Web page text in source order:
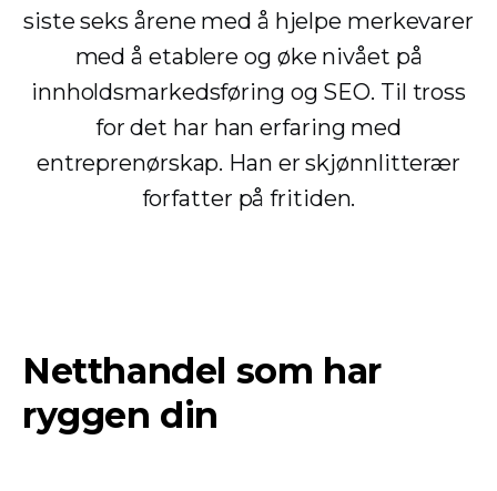
siste seks årene med å hjelpe merkevarer
med å etablere og øke nivået på
innholdsmarkedsføring og SEO. Til tross
for det har han erfaring med
entreprenørskap. Han er skjønnlitterær
forfatter på fritiden.
Netthandel som har
ryggen din